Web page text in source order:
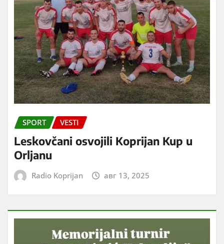
SPORT VESTI
Leskovčani osvojili Koprijan Kup u
Orljanu
Radio Koprijan авг 13, 2025